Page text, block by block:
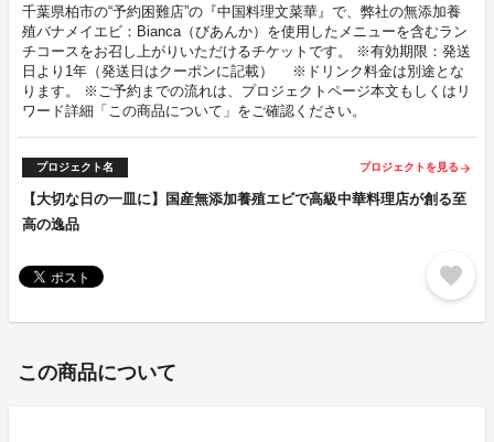
千葉県柏市の“予約困難店”の『中国料理文菜華』で、弊社の無添加養
殖バナメイエビ：Bianca（びあんか）を使用したメニューを含むラン
チコースをお召し上がりいただけるチケットです。 ※有効期限：発送
日より1年（発送日はクーポンに記載） ※ドリンク料金は別途とな
ります。 ※ご予約までの流れは、プロジェクトページ本文もしくはリ
ワード詳細「この商品について」をご確認ください。
プロジェクト名 プロジェクトを見る arrow_forward
【大切な日の一皿に】国産無添加養殖エビで高級中華料理店が創る至
高の逸品
favorite
この商品について